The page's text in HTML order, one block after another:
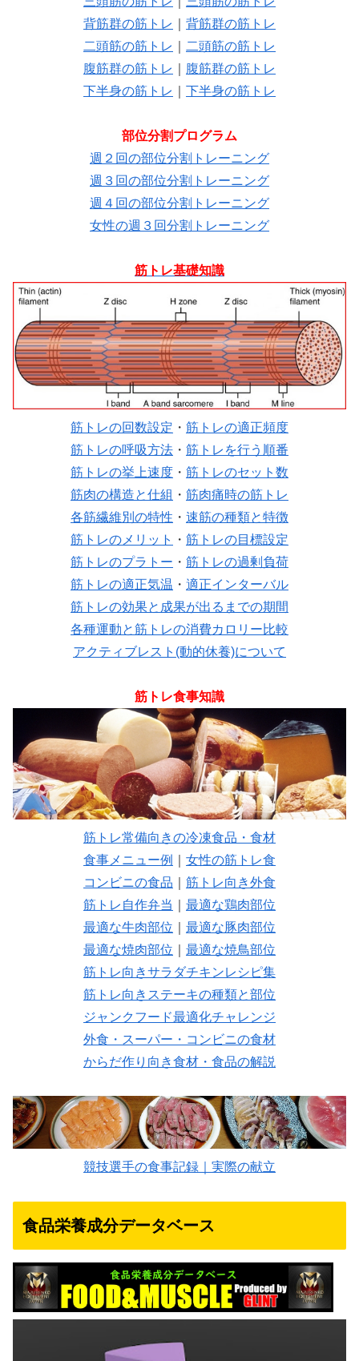
背筋群の筋トレ
背筋群の筋トレ
二頭筋の筋トレ
二頭筋の筋トレ
腹筋群の筋トレ
腹筋群の筋トレ
下半身の筋トレ
下半身の筋トレ
部位分割プログラム
週２回の部位分割トレーニング
週３回の部位分割トレーニング
週４回の部位分割トレーニング
女性の週３回分割トレーニング
筋トレ基礎知識
筋トレの回数設定 ・ 筋トレの適正頻度
筋トレの呼吸方法 ・ 筋トレを行う順番
筋トレの挙上速度 ・ 筋トレのセット数
筋肉の構造と仕組 ・ 筋肉痛時の筋トレ
各筋繊維別の特性 ・ 速筋の種類と特徴
筋トレのメリット
・ 筋トレの目標設定
筋トレのプラトー ・ 筋トレの過剰負荷
筋トレの適正気温 ・ 適正インターバル
筋トレの効果と成果が出るまでの期間
各種運動と筋トレの消費カロリー比較
アクティブレスト(動的休養)について
筋トレ食事知識
筋トレ常備向きの冷凍食品・食材
食事メニュー例
女性の筋トレ食
コンビニの食品
筋トレ向き外食
筋トレ自作弁当
最適な鶏肉部位
最適な牛肉部位
最適な豚肉部位
最適な焼肉部位
最適な焼鳥部位
筋トレ向きサラダチキンレシピ集
筋トレ向きステーキの種類と部位
ジャンクフード最適化チャレンジ
外食・スーパー・コンビニの食材
からだ作り向き食材・食品の解説
競技選手の食事記録｜実際の献立
食品栄養成分データベース